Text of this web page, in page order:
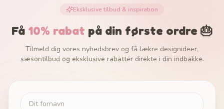
Eksklusive tilbud & inspiration
Få 10% rabat på din første ordre 🎂
Tilmeld dig vores nyhedsbrev og få lækre designideer,
sæsontilbud og eksklusive rabatter direkte i din indbakke.